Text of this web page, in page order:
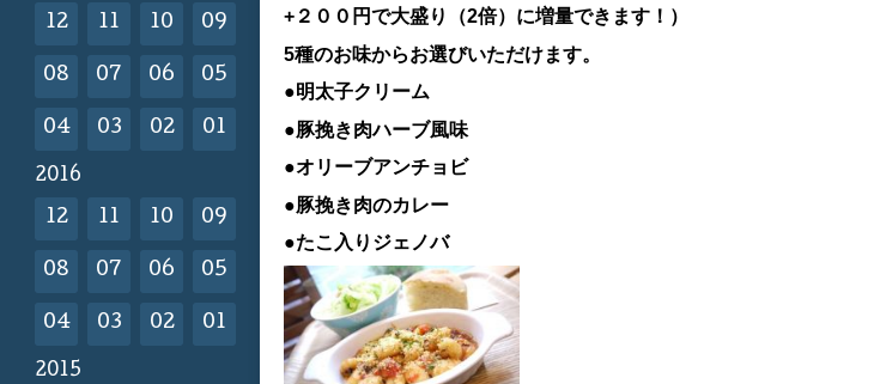
+２００円で大盛り（2倍）に増量できます！）
5種のお味からお選びいただけます。
●明太子クリーム
●豚挽き肉ハーブ風味
●オリーブアンチョビ
●豚挽き肉のカレー
●たこ入りジェノバ
12 11 10 09
08 07 06 05
04 03 02 01
2016
12 11 10 09
08 07 06 05
04 03 02 01
2015